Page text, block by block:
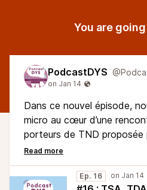
You are
PodcastDYS
Dans ce nouvel épisode,
micro au cœur d’une
porteurs de TND proposée
nous avons également
de terrain de ce
Pourquoi est-il développé à
Ep. 16